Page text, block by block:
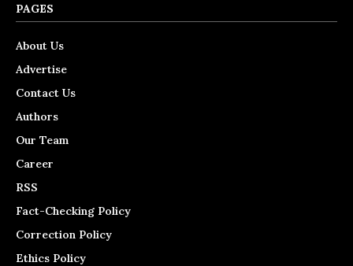
PAGES
About Us
Advertise
Contact Us
Authors
Our Team
Career
RSS
Fact-Checking Policy
Correction Policy
Ethics Policy